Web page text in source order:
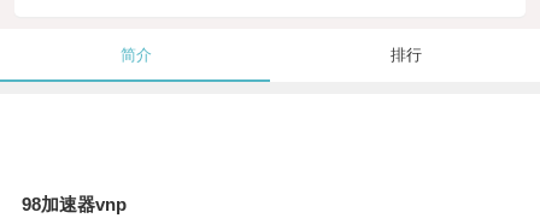
简介 排行
98加速器vnp